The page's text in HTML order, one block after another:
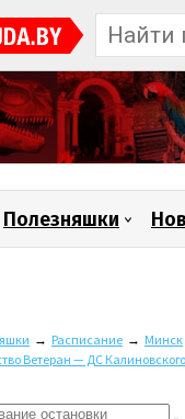
Полезняшки
→ Расписание → Минск
Ветеран — ДС